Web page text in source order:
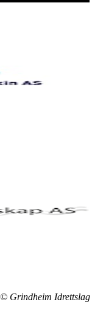
© Grindheim Idrettslag